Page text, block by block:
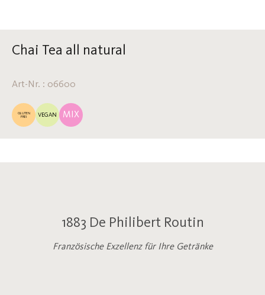
Chai Tea all natural
Art-Nr. : 06600
GLUTEN
FREI
VEGAN MIX
1883 De Philibert Routin
Französische Exzellenz für Ihre Getränke